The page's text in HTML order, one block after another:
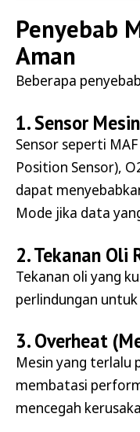
Penyebab
Aman
Beberapa
1. Sensor
Sensor seperti
Position Sensor),
dapat
Mode jika data
2. Tekanan Oli
Tekanan oli yang
perlindungan
3. Overheat
Mesin yang terlalu
membatasi
mencegah